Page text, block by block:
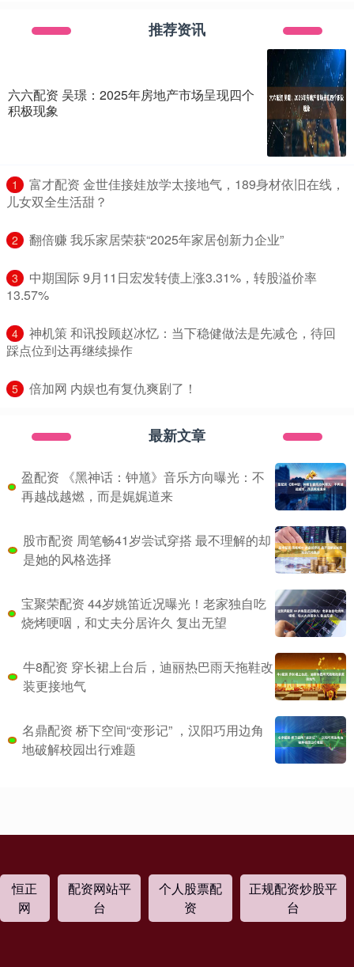
推荐资讯
六六配资 吴璟：2025年房地产市场呈现四个
积极现象
1
​富才配资 金世佳接娃放学太接地气，189身材依旧在线，
儿女双全生活甜？
2 ​翻倍赚 我乐家居荣获“2025年家居创新力企业”
3
​中期国际 9月11日宏发转债上涨3.31%，转股溢价率
13.57%
4
​神机策 和讯投顾赵冰忆：当下稳健做法是先减仓，待回
踩点位到达再继续操作
5 ​倍加网 内娱也有复仇爽剧了！
最新文章
盈配资 《黑神话：钟馗》音乐方向曝光：不
再越战越燃，而是娓娓道来
股市配资 周笔畅41岁尝试穿搭 最不理解的却
是她的风格选择
宝聚荣配资 44岁姚笛近况曝光！老家独自吃
烧烤哽咽，和丈夫分居许久 复出无望
牛8配资 穿长裙上台后，迪丽热巴雨天拖鞋改
装更接地气
名鼎配资 桥下空间“变形记” ，汉阳巧用边角
地破解校园出行难题
恒正
网
配资网站平
台
个人股票配
资
正规配资炒股平
台